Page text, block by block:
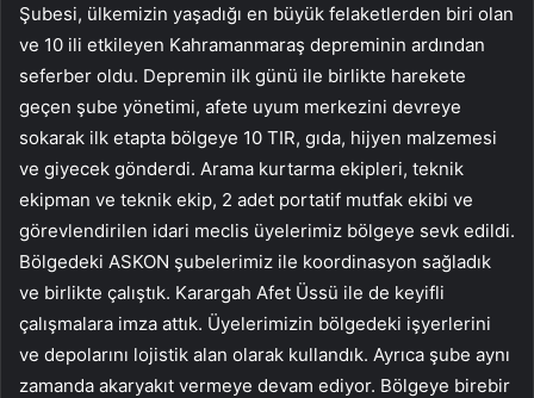
Şubesi, ülkemizin yaşadığı en büyük felaketlerden biri olan
ve 10 ili etkileyen Kahramanmaraş depreminin ardından
seferber oldu. Depremin ilk günü ile birlikte harekete
geçen şube yönetimi, afete uyum merkezini devreye
sokarak ilk etapta bölgeye 10 TIR, gıda, hijyen malzemesi
ve giyecek gönderdi. Arama kurtarma ekipleri, teknik
ekipman ve teknik ekip, 2 adet portatif mutfak ekibi ve
görevlendirilen idari meclis üyelerimiz bölgeye sevk edildi.
Bölgedeki ASKON şubelerimiz ile koordinasyon sağladık
ve birlikte çalıştık. Karargah Afet Üssü ile de keyifli
çalışmalara imza attık. Üyelerimizin bölgedeki işyerlerini
ve depolarını lojistik alan olarak kullandık. Ayrıca şube aynı
zamanda akaryakıt vermeye devam ediyor. Bölgeye birebir